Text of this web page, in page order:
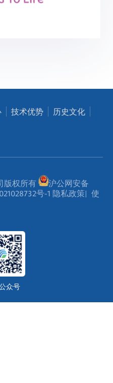
技术优势 历史文化
版权所有
沪公网安备
号-1 隐私政策| 使
众号